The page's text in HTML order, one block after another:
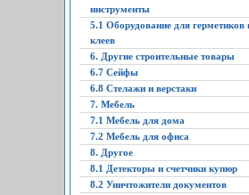
инструменты
5.1 Оборудование для герметиков
клеев
6. Другие строительные товары
6.7 Сейфы
6.8 Стелажи и верстаки
7. Мебель
7.1 Мебель для дома
7.2 Мебель для офиса
8. Другое
8.1 Детекторы и счетчики купюр
8.2 Уничтожители документов